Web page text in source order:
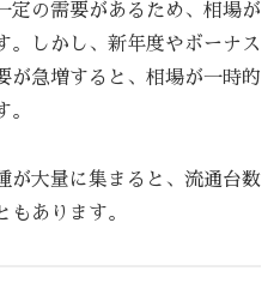
定の需要があるため、相場が
。しかし、新年度やボーナス
が急増すると、相場が一時的
。
が大量に集まると、流通台数
もあります。